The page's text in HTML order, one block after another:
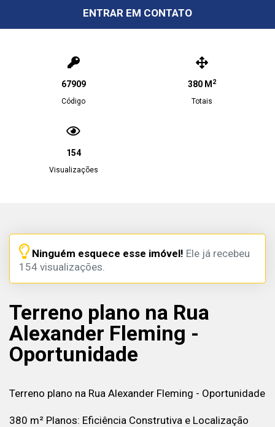
ENTRAR EM CONTATO
67909
Código
380 M 2
Totais
154
Visualizações
Ninguém esquece esse imóvel! Ele já recebeu
154 visualizações.
Terreno plano na Rua
Alexander Fleming -
Oportunidade
Terreno plano na Rua Alexander Fleming - Oportunidade
380 m² Planos: Eficiência Construtiva e Localização